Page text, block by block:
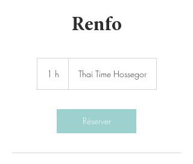
Renfo
1 h Thai Time Hossegor
Réserver